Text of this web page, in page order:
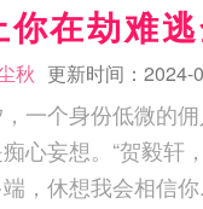
你在劫难
秋 更新时间：2024-
一个身份低微的
心妄想。“贺毅轩